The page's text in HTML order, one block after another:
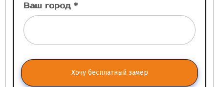
Ваш город *
Хочу бесплатный замер